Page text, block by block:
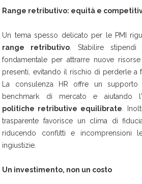
Range retributivo: equità e
Un tema spesso delicato per le PMI
range retributivo . Stabilire
fondamentale per attrarre nuove
presenti, evitando il rischio di perderle a
La consulenza HR offre un
benchmark di mercato e aiutando
politiche retributive equilibrate .
trasparente favorisce un clima di
riducendo conflitti e incomprensioni
ingiustizie.
Un investimento, non un costo